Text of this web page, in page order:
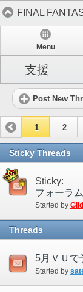
FINAL
Menu
支援
Post New
1 2
Sticky Threads
Sticky:
フォーラ
Started by
Threads
Started by